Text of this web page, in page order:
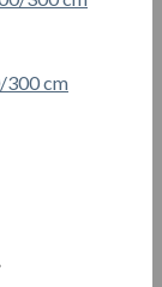
300 cm